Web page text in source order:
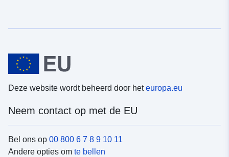
Deze website wordt beheerd door heteuropa.eu
Neem contact op met de EU
Bel ons op 00 800 6 7 8 9 10 11
Andere opties om te bellen